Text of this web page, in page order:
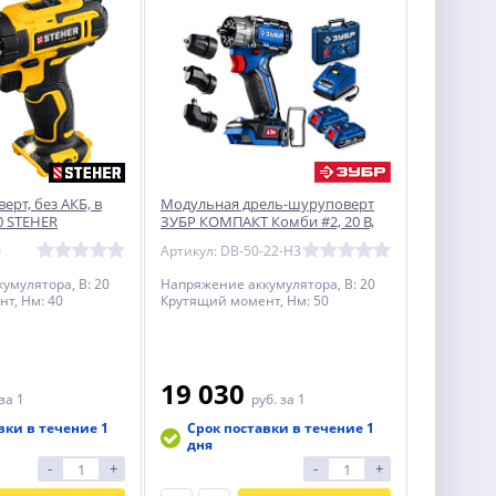
без АКБ, в
В: 20
Нм: 40
за 1
в течение 1
- +
Модульная дрель-шуруповерт
ЗУБР КОМПАКТ Комби #2, 20 В,
50 Н·м, 2 АКБ LMS (2 А·ч)
Артикул: DB-50-22-H3
Напряжение аккумулятора, В: 20
Крутящий момент, Нм: 50
19 030 руб. за 1
Срок поставки в течение 1
дня
- +